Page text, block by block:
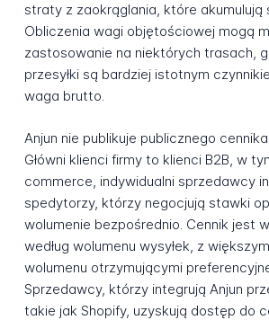
straty z zaokrąglania, które akumulują
Obliczenia wagi objętościowej mogą
zastosowanie na niektórych trasach,
przesyłki są bardziej istotnym
waga brutto.
Anjun nie publikuje publicznego
Główni klienci firmy to klienci B2B, w
commerce, indywidualni sprzedawcy
spedytorzy, którzy negocjują stawki
wolumenie bezpośrednio. Cennik jest
według wolumenu wysyłek, z
wolumenu otrzymującymi
Sprzedawcy, którzy integrują Anjun
takie jak Shopify, uzyskują dostęp do